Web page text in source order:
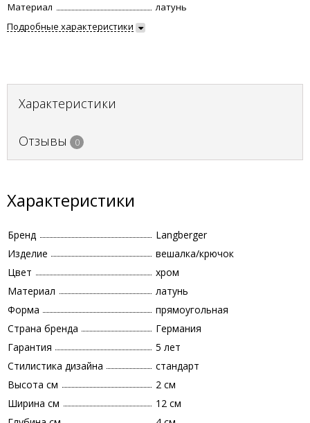
Материал
латунь
Подробные характеристики
Характеристики
Отзывы 0
Характеристики
Бренд
Langberger
Изделие
вешалка/крючок
Цвет
хром
Материал
латунь
Форма
прямоугольная
Страна бренда
Германия
Гарантия
5 лет
Стилистика дизайна
стандарт
Высота см
2 см
Ширина см
12 см